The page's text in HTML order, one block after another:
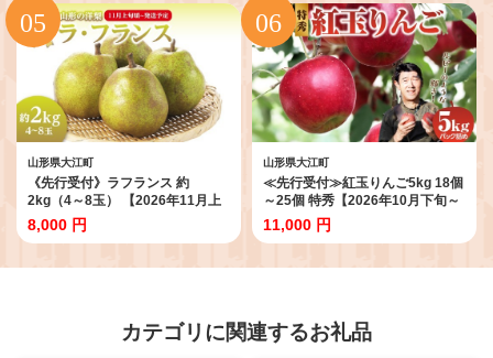
山形県大江町
《先行受付》ラフランス 約
2kg（4～8玉） 【2026年11月上
旬頃～発送予定】【山形洋梨】
【001-103】
8,000 円
山形県大江町
≪先行受付≫紅玉りんご5kg 18個
～25個 特秀【2026年10月下旬～
順次発送予定】 【057-003】
11,000 円
カテゴリに関連するお礼品